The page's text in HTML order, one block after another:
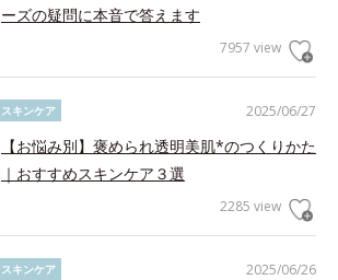
ーズの疑問に本音で答えます
7957 view
2025/06/27
スキンケア
【お悩み別】褒められ透明美肌*のつくりかた
｜おすすめスキンケア３選
2285 view
2025/06/26
スキンケア